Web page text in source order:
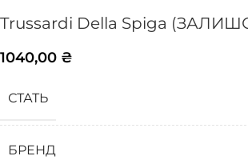
Trussardi Della Spiga
1040,00 ₴
СТАТЬ
БРЕНД